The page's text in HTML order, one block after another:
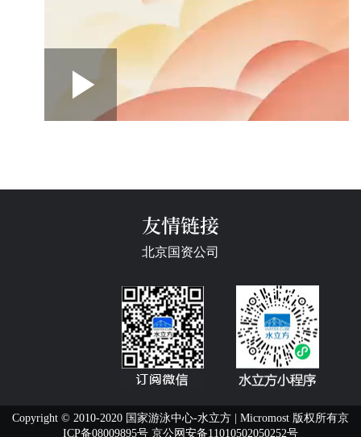
Play
:
Picture-
in-
Picture
--:--
友情链接
北京国资公司
Copyright © 2010-2020 国家游泳中心-水立方 | Micromost 版权所有京
ICP备08009895号 京公网安备11010502050252号